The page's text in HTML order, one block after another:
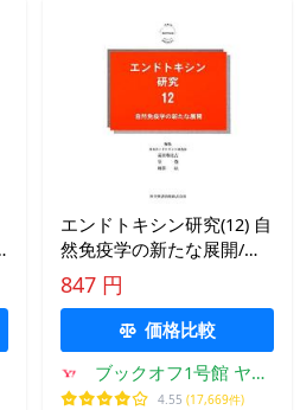
エンドトキシン研究(12) 自
然免疫学の新たな展開/日
本エンドトキシン研究会
【編】
847 円
価格比較
ブックオフ1号館 ヤフ
ーショッピング店
4.55 (17,669件)